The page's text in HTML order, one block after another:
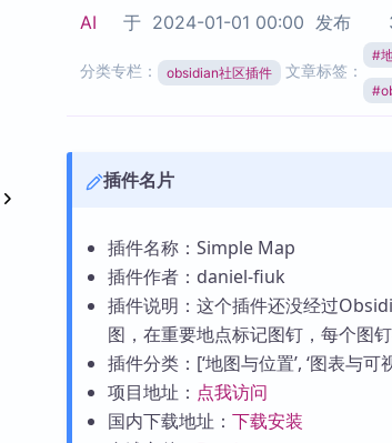
AI 于 2024-01-01 00:00 发布
分类专栏： obsidian社区插件 文章标签：
#
#
插件名片
插件名称：Simple Map
插件作者：daniel-fiuk
插件说明：这个插件还没经过
图，在重要地点标记图钉，每个图
插件分类：[‘地图与位置’, ‘图表与可
项目地址： 点我访问
国内下载地址： 下载安装